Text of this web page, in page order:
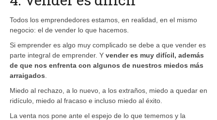
Todos los emprendedores estamos, en realidad, en el mismo
negocio: el de vender lo que hacemos.
Si emprender es algo muy complicado se debe a que vender es
parte integral de emprender. Y vender es muy difícil, además
de que nos enfrenta con algunos de nuestros miedos más
arraigados
Miedo al rechazo, a lo nuevo, a los extraños, miedo a quedar en
ridículo, miedo al fracaso e incluso miedo al éxito.
La venta nos pone ante el espejo de lo que tememos y la